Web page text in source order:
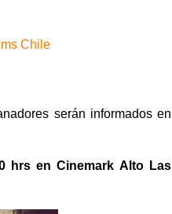
Chile
serán informados en
hrs en Cinemark Alto Las